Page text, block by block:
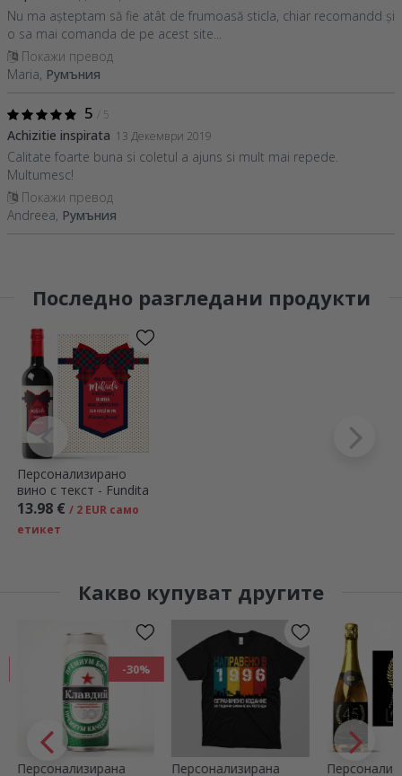
Nu ma așteptam să fie atât de frumoasă sticla, chiar recomandd și
o sa mai comanda de pe acest site...
Покажи превод
Maria, Румъния
5 / 5
Achizitie inspirata 13 Декември 2019
Calitate foarte buna si coletul a ajuns si mult mai repede.
Multumesc!
Покажи превод
Andreea, Румъния
Последно разгледани продукти
Персонализирано
вино с текст - Fundita
13.98 € / 2 EUR само
етикет
Какво купуват другите
-30%
Персонализирана
Персонализирано